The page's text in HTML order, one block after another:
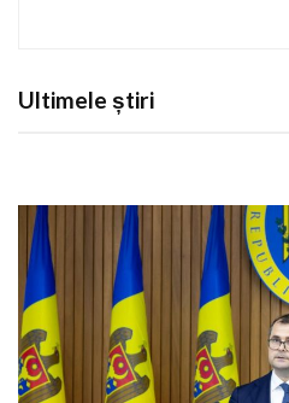
Ultimele știri